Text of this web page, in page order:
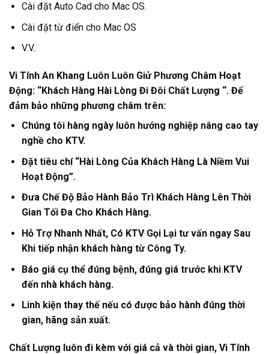
Cài đặt Auto Cad cho Mac OS.
Cài đặt từ điển cho Mac OS
V.V..
Vi Tính An Khang Luôn Luôn Giử Phương Châm Hoạt
Động: “Khách Hàng Hài Lòng Đi Đôi Chất Lượng “. Để
đảm bảo những phương châm trên:
Chúng tôi hàng ngày luôn hướng nghiệp nâng cao tay
nghề cho KTV.
Đặt tiêu chí “Hài Lòng Của Khách Hàng Là Niềm Vui
Hoạt Động”.
Đưa Chế Độ Bảo Hành Bảo Trì Khách Hàng Lên Thời
Gian Tối Đa Cho Khách Hàng.
Hỗ Trợ Nhanh Nhất, Có KTV Gọi Lại tư vấn ngay Sau
Khi tiếp nhận khách hàng từ Công Ty.
Báo giá cụ thể đúng bệnh, đúng giá trước khi KTV
đến nhà khách hàng.
Linh kiện thay thế nếu có được bảo hành đúng thời
gian, hãng sản xuất.
Chất Lượng luôn đi kèm với giá cả và thời gian, Vi Tính